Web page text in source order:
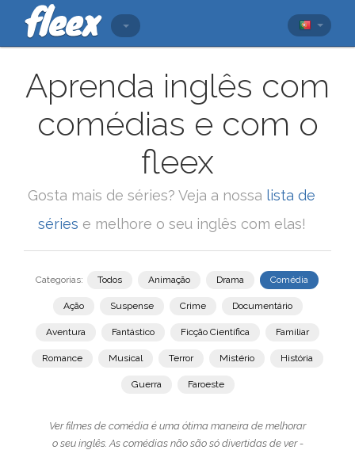
Aprenda inglês com
comédias e com o
fleex
Gosta mais de séries? Veja a nossa lista de
séries e melhore o seu inglês com elas!
Categorias: Todos Animação Drama Comédia
Ação Suspense Crime Documentário
Aventura Fantástico Ficção Científica Familiar
Romance Musical Terror Mistério História
Guerra Faroeste
Ver filmes de comédia é uma ótima maneira de melhorar
o seu inglês. As comédias não são só divertidas de ver -